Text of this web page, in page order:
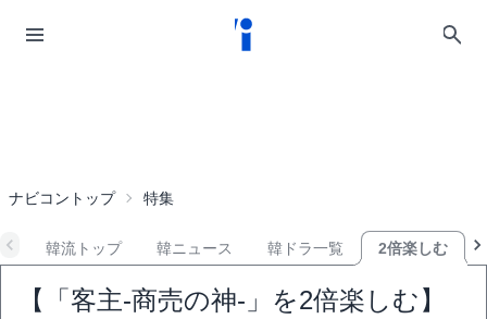
ナビコントップ 特集
韓流トップ 韓ニュース 韓ドラ一覧 2倍楽しむ
【「客主-商売の神-」を2倍楽しむ】